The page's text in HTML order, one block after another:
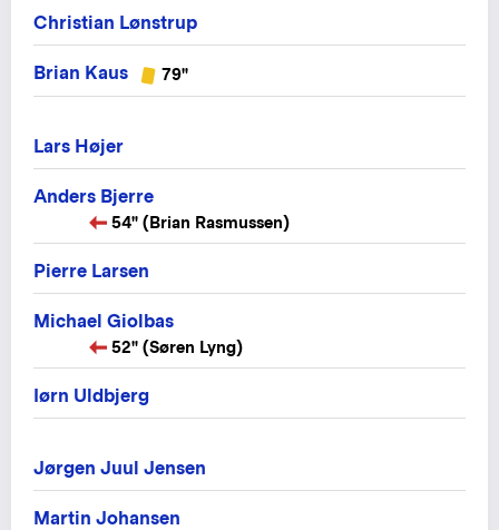
Christian Lønstrup
Brian Kaus 79"
Lars Højer
Anders Bjerre
54" (Brian Rasmussen)
Pierre Larsen
Michael Giolbas
52" (Søren Lyng)
Iørn Uldbjerg
Jørgen Juul Jensen
Martin Johansen